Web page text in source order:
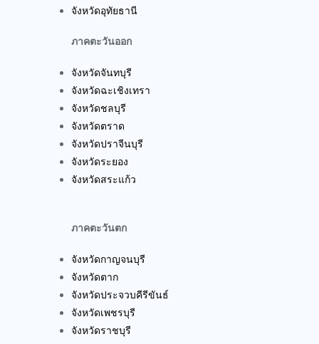
จังหวัดอุทัยธานี
ภาคตะวันออก
จังหวัดจันทบุรี
จังหวัดฉะเชิงเทรา
จังหวัดชลบุรี
จังหวัดตราด
จังหวัดปราจีนบุรี
จังหวัดระยอง
จังหวัดสระแก้ว
ภาคตะวันตก
จังหวัดกาญจนบุรี
จังหวัดตาก
จังหวัดประจวบคีรีขันธ์
จังหวัดเพชรบุรี
จังหวัดราชบุรี